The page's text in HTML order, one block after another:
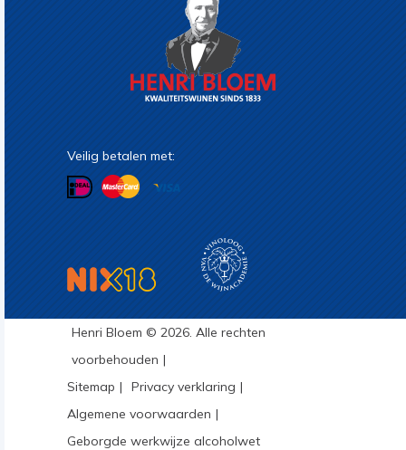
Veilig betalen met:
Henri Bloem © 2026. Alle rechten
voorbehouden
Sitemap
Privacy verklaring
Algemene voorwaarden
Geborgde werkwijze alcoholwet